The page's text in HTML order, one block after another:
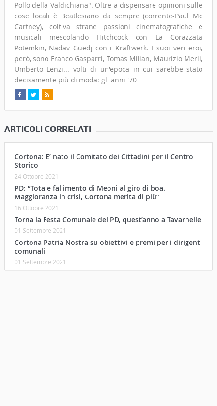
Pollo della Valdichiana". Oltre a dispensare opinioni sulle
cose locali è Beatlesiano da sempre (corrente-Paul Mc
Cartney), coltiva strane passioni cinematografiche e
musicali mescolando Hitchcock con La Corazzata
Potemkin, Nadav Guedj con i Kraftwerk. I suoi veri eroi,
però, sono Franco Gasparri, Tomas Milian, Maurizio Merli,
Umberto Lenzi... volti di un'epoca in cui sarebbe stato
decisamente più di moda: gli anni '70
ARTICOLI CORRELATI
Cortona: E’ nato il Comitato dei Cittadini per il Centro
Storico
24 Ottobre 2021
PD: “Totale fallimento di Meoni al giro di boa.
Maggioranza in crisi, Cortona merita di più”
16 Ottobre 2021
Torna la Festa Comunale del PD, quest’anno a Tavarnelle
01 Settembre 2021
Cortona Patria Nostra su obiettivi e premi per i dirigenti
comunali
01 Settembre 2021